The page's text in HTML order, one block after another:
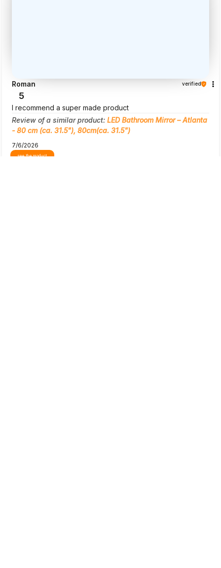
Roman verified
5
I recommend a super made product
Review of a similar product: LED Bathroom Mirror – Atlanta
- 80 cm (ca. 31.5"), 80cm(ca. 31.5")
7/6/2026
see the product